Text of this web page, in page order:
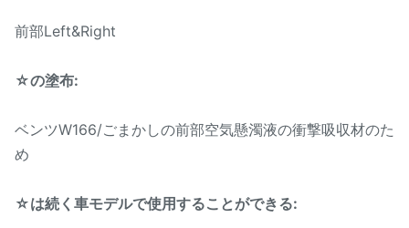
サンプル:
保証サービスは提供した
前部Left&Right
☆の塗布:
ベンツW166/ごまかしの前部空気懸濁液の衝撃吸収材のた
め
☆は続く車モデルで使用することができる: